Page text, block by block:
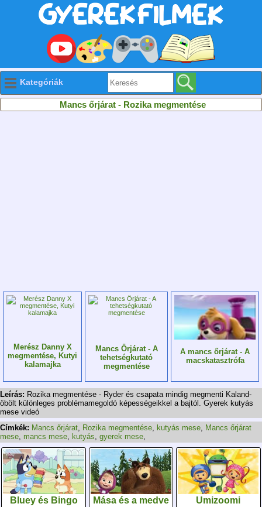
Kategóriák
Mancs őrjárat - Rozika megmentése
Merész Danny X
megmentése, Kutyi
kalamajka
Mancs Örjárat - A
tehetségkutató
megmentése
A mancs őrjárat - A
macskatasztrófa
Leírás: Rozika megmentése - Ryder és csapata mindig megmenti Kaland-
öbölt különleges problémamegoldó képességeikkel a bajtól. Gyerek kutyás
mese videó
Címkék: Mancs őrjárat, Rozika megmentése, kutyás mese, Mancs őrjárat
mese, mancs mese, kutyás, gyerek mese,
Bluey és Bingo Mása és a medve
Umizoomi